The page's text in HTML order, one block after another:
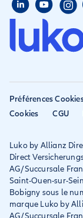
Assurance
Assurance
Assurance PVT
Assurance
Mon compte
Déclarer un
habitation
Résilier
Presse
Avis
Allianz travel
Eurofil rejoint
Conditions
IPID
Préférences
Cookies
CGU
Luko by Allianz
Direct
AG/Succursale
Saint-Ouen-sur-
Bobigny sous le
marque Luko by
AG/Succursale